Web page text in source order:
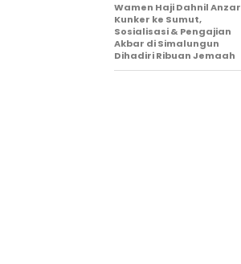
Wamen Haji Dahnil Anzar
Kunker ke Sumut,
Sosialisasi & Pengajian
Akbar di Simalungun
Dihadiri Ribuan Jemaah